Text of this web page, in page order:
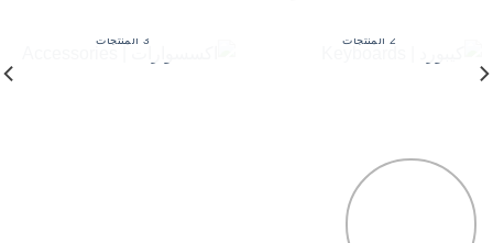
2 المنتجات 3 المنتجات